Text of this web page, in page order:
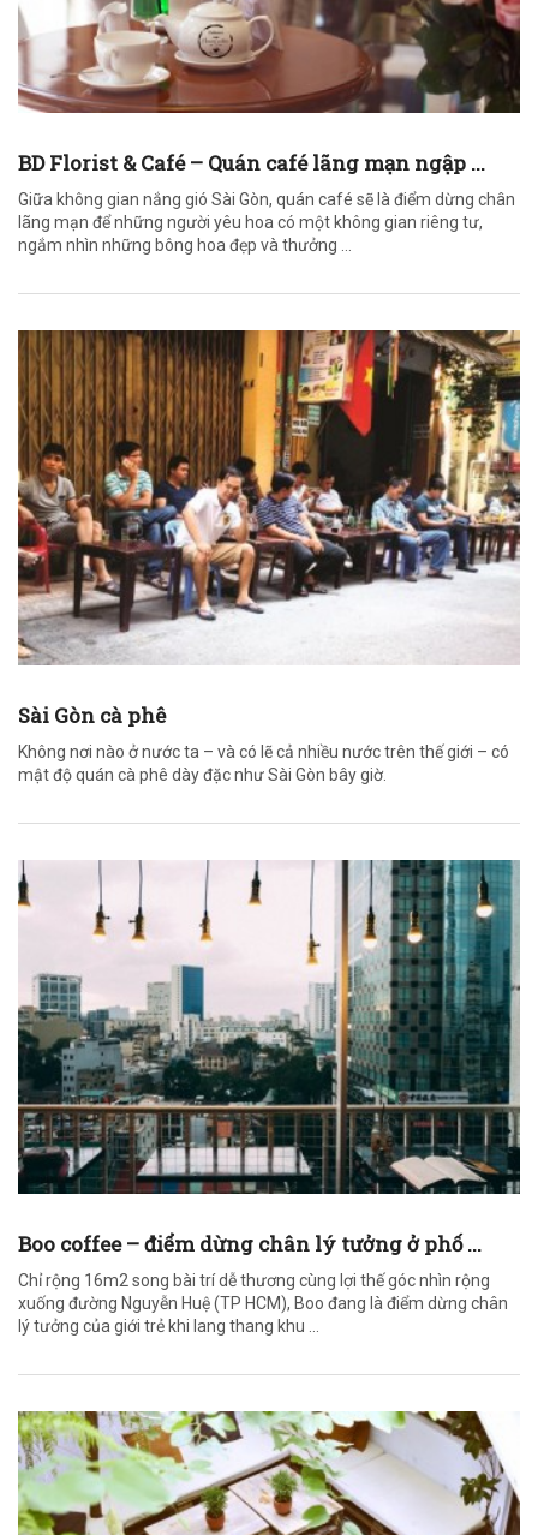
BD Florist & Café – Quán café lãng mạn ngập ...
Giữa không gian nắng gió Sài Gòn, quán café sẽ là điểm dừng chân
lãng mạn để những người yêu hoa có một không gian riêng tư,
ngắm nhìn những bông hoa đẹp và thưởng ...
Sài Gòn cà phê
Không nơi nào ở nước ta – và có lẽ cả nhiều nước trên thế giới – có
mật độ quán cà phê dày đặc như Sài Gòn bây giờ.
Boo coffee – điểm dừng chân lý tưởng ở phố ...
Chỉ rộng 16m2 song bài trí dễ thương cùng lợi thế góc nhìn rộng
xuống đường Nguyễn Huệ (TP HCM), Boo đang là điểm dừng chân
lý tưởng của giới trẻ khi lang thang khu ...